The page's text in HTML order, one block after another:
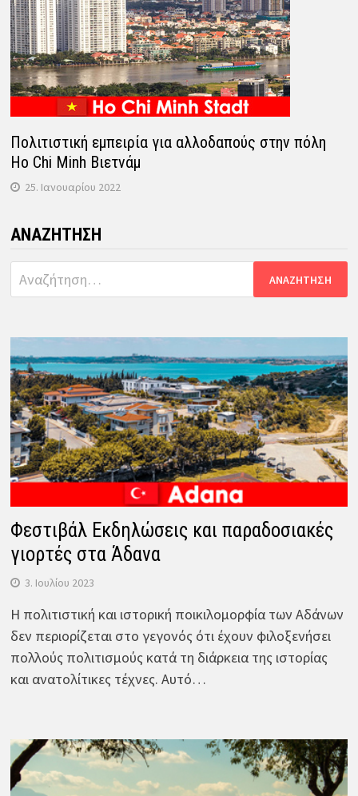
Πολιτιστική εμπειρία για αλλοδαπούς στην πόλη
Ho Chi Minh Βιετνάμ
25. Ιανουαρίου 2022
ΑΝΑΖΉΤΗΣΗ
Αναζήτηση
για:
Φεστιβάλ Εκδηλώσεις και παραδοσιακές
γιορτές στα Άδανα
3. Ιουλίου 2023
Η πολιτιστική και ιστορική ποικιλομορφία των Αδάνων
δεν περιορίζεται στο γεγονός ότι έχουν φιλοξενήσει
πολλούς πολιτισμούς κατά τη διάρκεια της ιστορίας
και ανατολίτικες τέχνες. Αυτό…